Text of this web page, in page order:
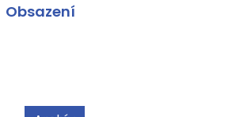
Obsazení